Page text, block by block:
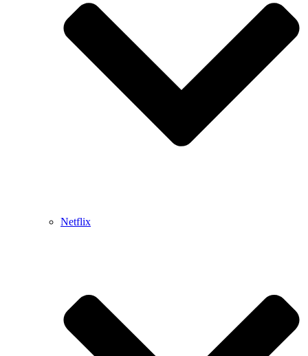
Netflix